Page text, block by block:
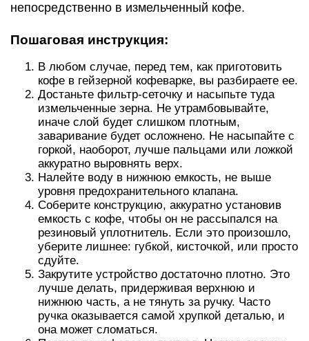
непосредственно в измельченный кофе.
Пошаговая инструкция:
В любом случае, перед тем, как приготовить
кофе в гейзерной кофеварке, вы разбираете ее.
Достаньте фильтр-сеточку и насыпьте туда
измельченные зерна. Не утрамбовывайте,
иначе слой будет слишком плотным,
заваривание будет осложнено. Не насыпайте с
горкой, наоборот, лучше пальцами или ложкой
аккуратно выровнять верх.
Налейте воду в нижнюю емкость, не выше
уровня предохранительного клапана.
Соберите конструкцию, аккуратно установив
емкость с кофе, чтобы он не рассыпался на
резиновый уплотнитель. Если это произошло,
уберите лишнее: губкой, кисточкой, или просто
сдуйте.
Закрутите устройство достаточно плотно. Это
лучше делать, придерживая верхнюю и
нижнюю часть, а не тянуть за ручку. Часто
ручка оказывается самой хрупкой деталью, и
она может сломаться.